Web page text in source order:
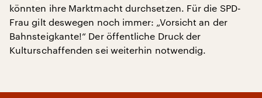
könnten ihre Marktmacht durchsetzen. Für die SPD-
Frau gilt deswegen noch immer: „Vorsicht an der
Bahnsteigkante!“ Der öffentliche Druck der
Kulturschaffenden sei weiterhin notwendig.